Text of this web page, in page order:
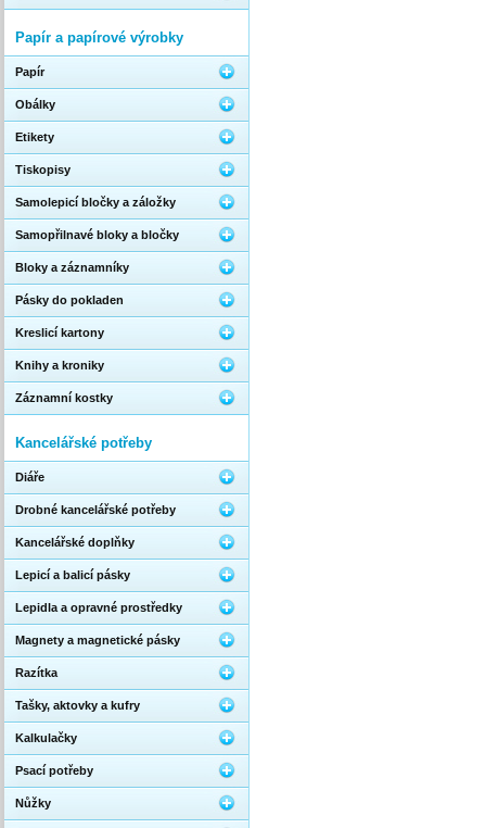
Papír a papírové výrobky
Papír
Obálky
Etikety
Tiskopisy
Samolepicí bločky a záložky
Samopřilnavé bloky a bločky
Bloky a záznamníky
Pásky do pokladen
Kreslicí kartony
Knihy a kroniky
Záznamní kostky
Kancelářské potřeby
Diáře
Drobné kancelářské potřeby
Kancelářské doplňky
Lepicí a balicí pásky
Lepidla a opravné prostředky
Magnety a magnetické pásky
Razítka
Tašky, aktovky a kufry
Kalkulačky
Psací potřeby
Nůžky